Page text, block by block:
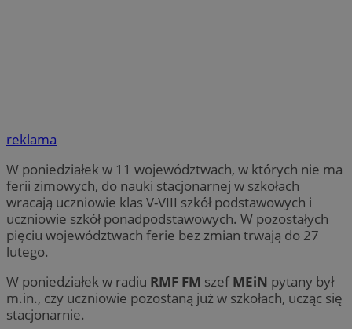
reklama
W poniedziałek w 11 województwach, w których nie ma
ferii zimowych, do nauki stacjonarnej w szkołach
wracają uczniowie klas V-VIII szkół podstawowych i
uczniowie szkół ponadpodstawowych. W pozostałych
pięciu województwach ferie bez zmian trwają do 27
lutego.
W poniedziałek w radiu RMF FM szefMEiN pytany był
m.in., czy uczniowie pozostaną już w szkołach, ucząc się
stacjonarnie.